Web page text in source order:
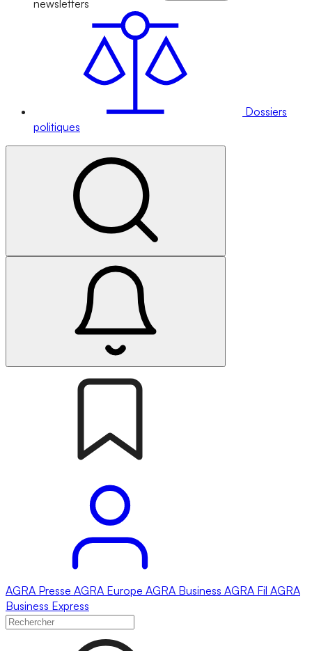
newsletters
Dossiers
politiques
AGRA Presse AGRA Europe AGRA Business AGRA Fil AGRA
Business Express